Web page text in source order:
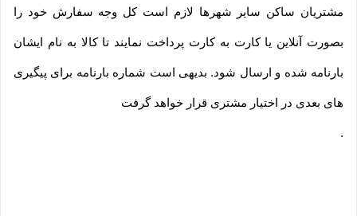
مشتریان ساکن سایر شهرها لازم است کل وجه سفارش خود را
بصورت آنلاین یا کارت به کارت پرداخت نمایند تا کالا به نام ایشان
بارنامه شده و ارسال شود. بدیهی است شماره بارنامه برای پیگیری
های بعدی در اختیار مشتری قرار خواهد گرفت
.